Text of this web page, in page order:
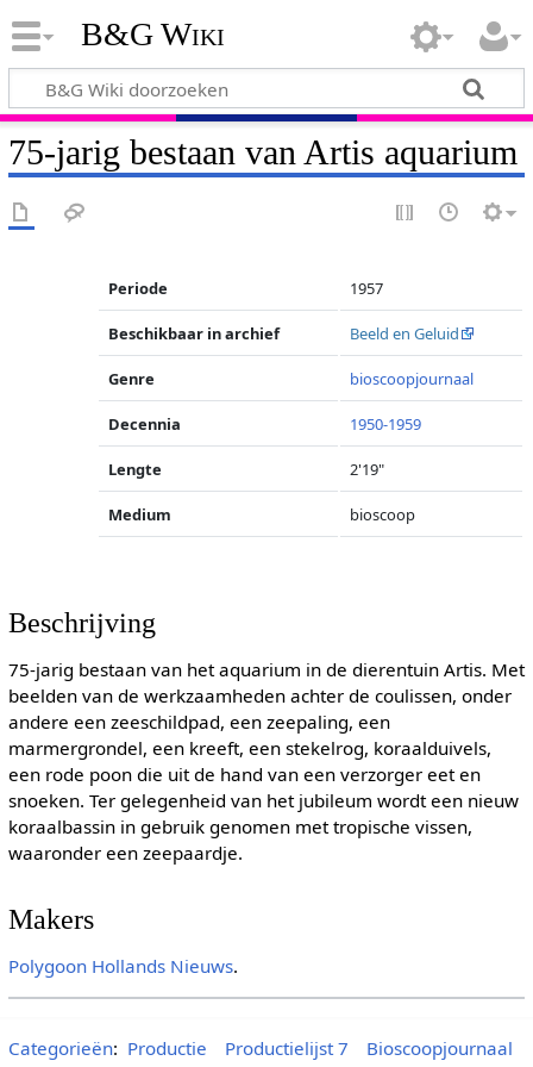
B&G Wiki
75-jarig bestaan van Artis aquarium
Periode 1957
Beschikbaar in archief Beeld en Geluid
Genre bioscoopjournaal
Decennia 1950-1959
Lengte 2'19"
Medium bioscoop
Beschrijving
75-jarig bestaan van het aquarium in de dierentuin Artis. Met
beelden van de werkzaamheden achter de coulissen, onder
andere een zeeschildpad, een zeepaling, een
marmergrondel, een kreeft, een stekelrog, koraalduivels,
een rode poon die uit de hand van een verzorger eet en
snoeken. Ter gelegenheid van het jubileum wordt een nieuw
koraalbassin in gebruik genomen met tropische vissen,
waaronder een zeepaardje.
Makers
Polygoon Hollands Nieuws.
Categorieën: Productie Productielijst 7
Bioscoopjournaal